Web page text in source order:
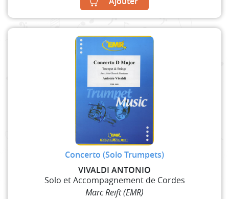
Concerto (Solo Trumpets)
VIVALDI ANTONIO
Solo et Accompagnement de Cordes
Marc Reift (EMR)